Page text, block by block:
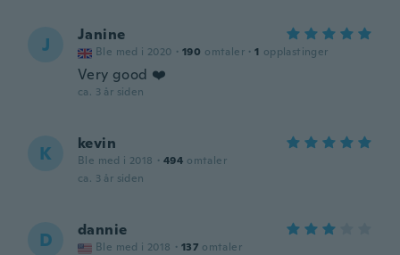
J Janine
Ble med i 2020 · 190 omtaler · 1 opplastinger
Very good ❤️
ca. 3 år siden
K kevin
Ble med i 2018 · 494 omtaler
ca. 3 år siden
D dannie
Ble med i 2018 · 137 omtaler